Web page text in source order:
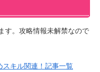
す。攻略情報未解禁なので
キル関連！記事一覧